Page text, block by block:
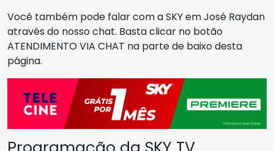
Você também pode falar com a SKY em José Raydan
através do nosso chat. Basta clicar no botão
ATENDIMENTO VIA CHAT na parte de baixo desta
página.